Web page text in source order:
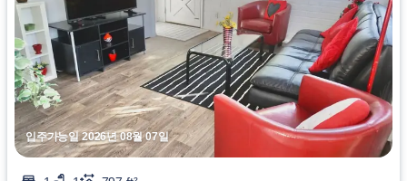
입주가능일 2026년 08월 07일